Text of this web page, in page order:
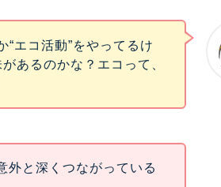
“エコ活動”をやってるけ
あるのかな？エコって、
外と深くつながっている